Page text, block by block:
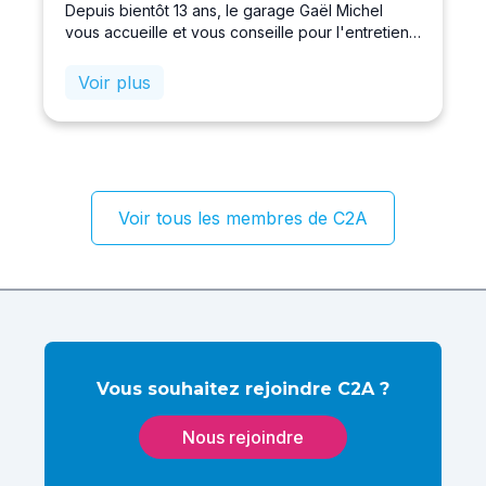
Depuis bientôt 13 ans, le garage Gaël Michel
vous accueille et vous conseille pour l'entretien
toutes les prestations de mécanique, carrosserie,
révision boîte automatique et climatisation.Le
garage Michel reste à votre écoute et vous
Voir plus
Voir tous les membres de C2A
Vous souhaitez rejoindre C2A ?
Nous rejoindre